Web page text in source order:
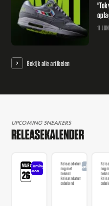
11
Bekijk alle artikelen
UPCOMING SNEAKERS
RELEASEKALENDER
MAR
26
Coming
soon
Releasedatum
nog niet
bekend
Releasedatum
onbekend
Aangekondigdnog